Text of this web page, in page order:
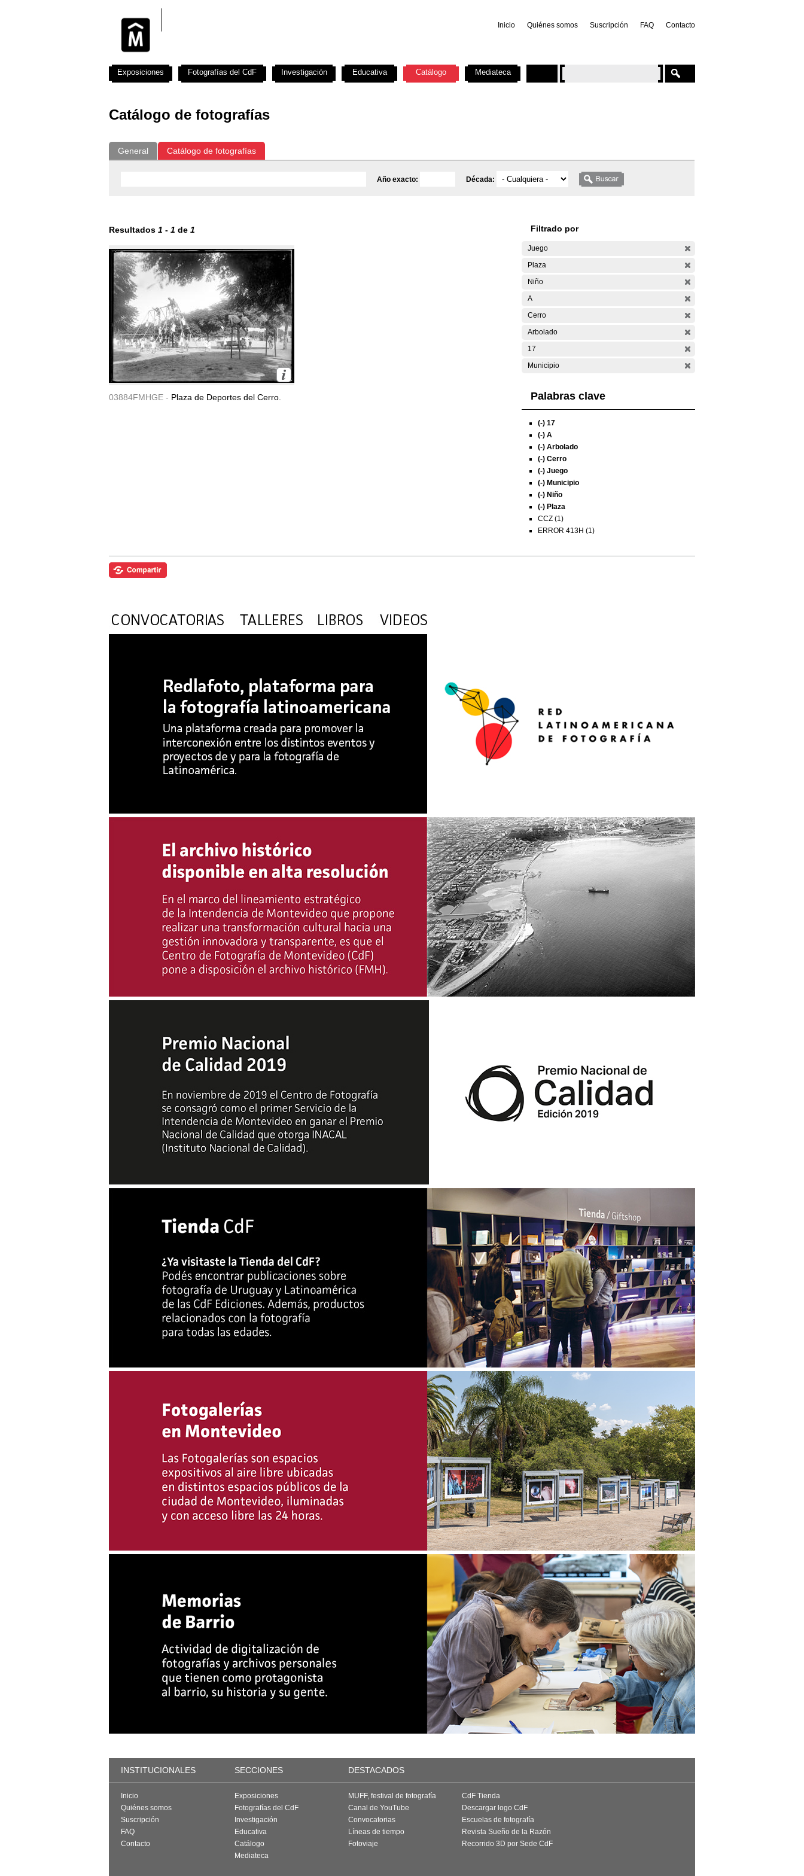
Inicio Quiénes somos Suscripción FAQ Contacto
Catálogo de fotografías
General Catálogo de fotografías
Año exacto: Década:
Resultados 1 - 1 de 1
03884FMHGE - Plaza de Deportes del Cerro.
Filtrado por
Juego
Plaza
Niño
A
Cerro
Arbolado
17
Municipio
Palabras clave
(-) 17
(-) A
(-) Arbolado
(-) Cerro
(-) Juego
(-) Municipio
(-) Niño
(-) Plaza
CCZ (1)
ERROR 413H (1)
Exposiciones Fotografías del CdF Investigación Educativa Catálogo Mediateca
INSTITUCIONALES SECCIONES DESTACADOS
Inicio
Quiénes somos
Suscripción
FAQ
Contacto
Exposiciones
Fotografías del CdF
Investigación
Educativa
Catálogo
Mediateca
MUFF, festival de fotografía
Canal de YouTube
Convocatorias
Líneas de tiempo
Fotoviaje
CdF Tienda
Descargar logo CdF
Escuelas de fotografía
Revista Sueño de la Razón
Recorrido 3D por Sede CdF